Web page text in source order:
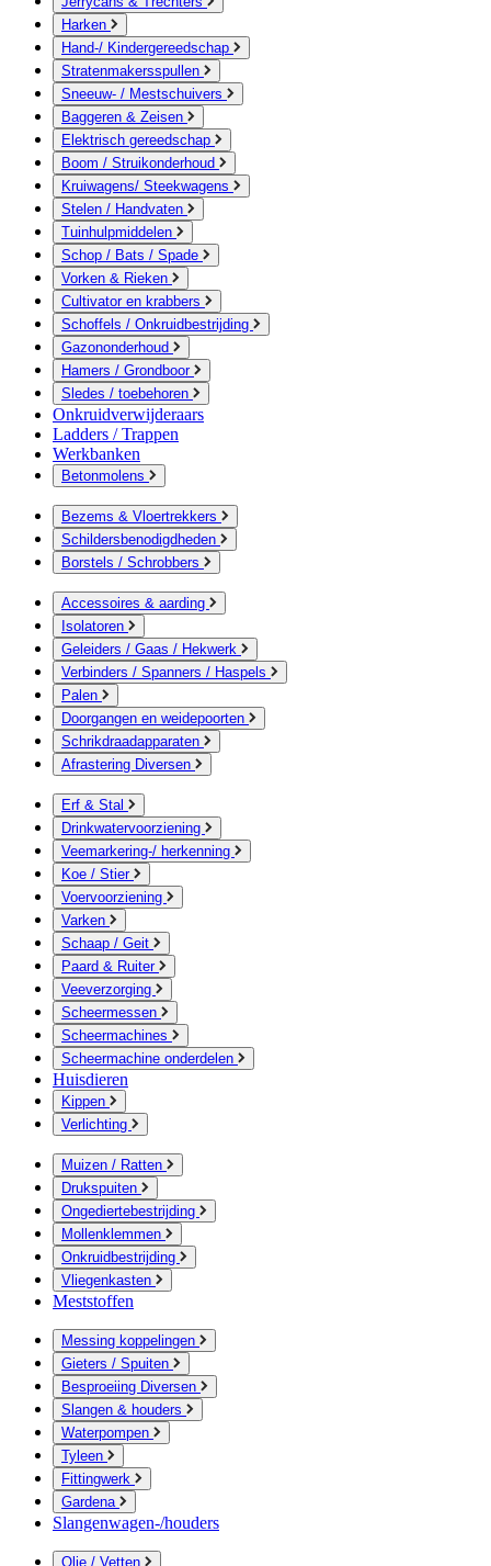
Harken
Hand-/ Kindergereedschap
Stratenmakersspullen
Sneeuw- / Mestschuivers
Baggeren & Zeisen
Elektrisch gereedschap
Boom / Struikonderhoud
Kruiwagens/ Steekwagens
Stelen / Handvaten
Tuinhulpmiddelen
Schop / Bats / Spade
Vorken & Rieken
Cultivator en krabbers
Schoffels / Onkruidbestrijding
Gazononderhoud
Hamers / Grondboor
Sledes / toebehoren
Onkruidverwijderaars
Ladders / Trappen
Werkbanken
Betonmolens
Bezems & Vloertrekkers
Schildersbenodigdheden
Borstels / Schrobbers
Accessoires & aarding
Isolatoren
Geleiders / Gaas / Hekwerk
Verbinders / Spanners / Haspels
Palen
Doorgangen en weidepoorten
Schrikdraadapparaten
Afrastering Diversen
Erf & Stal
Drinkwatervoorziening
Veemarkering-/ herkenning
Koe / Stier
Voervoorziening
Varken
Schaap / Geit
Paard & Ruiter
Veeverzorging
Scheermessen
Scheermachines
Scheermachine onderdelen
Huisdieren
Kippen
Verlichting
Muizen / Ratten
Drukspuiten
Ongediertebestrijding
Mollenklemmen
Onkruidbestrijding
Vliegenkasten
Meststoffen
Messing koppelingen
Gieters / Spuiten
Besproeiing Diversen
Slangen & houders
Waterpompen
Tyleen
Fittingwerk
Gardena
Slangenwagen-/houders
Olie / Vetten